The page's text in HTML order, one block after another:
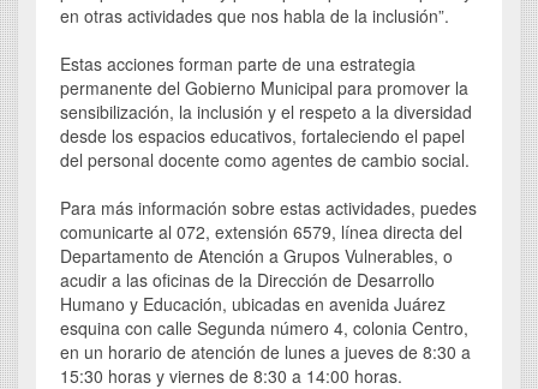
en otras actividades que nos habla de la inclusión”.
Estas acciones forman parte de una estrategia
permanente del Gobierno Municipal para promover la
sensibilización, la inclusión y el respeto a la diversidad
desde los espacios educativos, fortaleciendo el papel
del personal docente como agentes de cambio social.
Para más información sobre estas actividades, puedes
comunicarte al 072, extensión 6579, línea directa del
Departamento de Atención a Grupos Vulnerables, o
acudir a las oficinas de la Dirección de Desarrollo
Humano y Educación, ubicadas en avenida Juárez
esquina con calle Segunda número 4, colonia Centro,
en un horario de atención de lunes a jueves de 8:30 a
15:30 horas y viernes de 8:30 a 14:00 horas.